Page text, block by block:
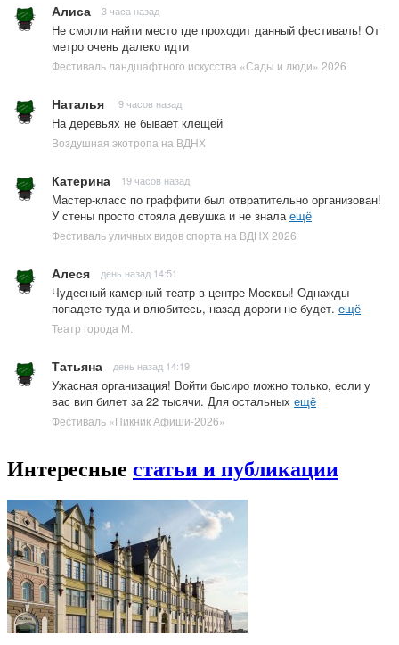
Алиса 3 часа назад
Не смогли найти место где проходит данный фестиваль! От
метро очень далеко идти
Фестиваль ландшафтного искусства «Сады и люди» 2026
Наталья 9 часов назад
На деревьях не бывает клещей
Воздушная экотропа на ВДНХ
Катерина 19 часов назад
Мастер-класс по граффити был отвратительно организован!
У стены просто стояла девушка и не знала ещё
Фестиваль уличных видов спорта на ВДНХ 2026
Алеся день назад 14:51
Чудесный камерный театр в центре Москвы! Однажды
попадете туда и влюбитесь, назад дороги не будет. ещё
Театр города М.
Татьяна день назад 14:19
Ужасная организация! Войти бысиро можно только, если у
вас вип билет за 22 тысячи. Для остальных ещё
Фестиваль «Пикник Афиши-2026»
Интересные статьи и публикации